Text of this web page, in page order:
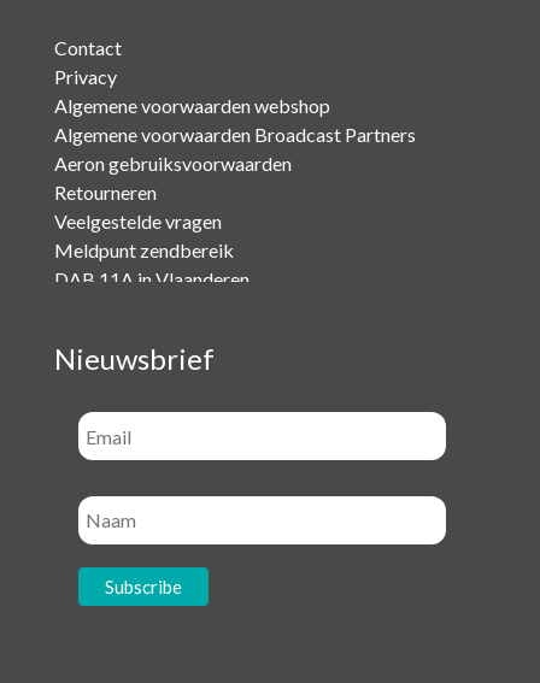
Contact
Privacy
Algemene voorwaarden webshop
Algemene voorwaarden Broadcast Partners
Aeron gebruiksvoorwaarden
Retourneren
Veelgestelde vragen
Meldpunt zendbereik
DAB 11A in Vlaanderen
Nieuwsbrief